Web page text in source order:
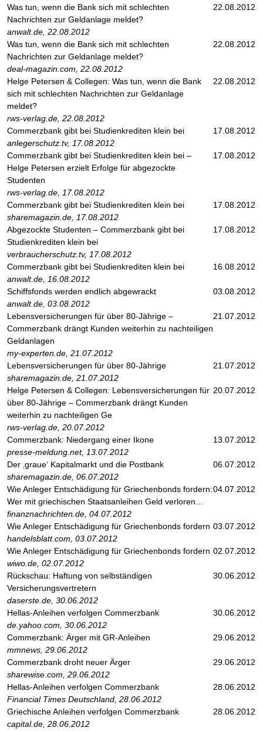
Was tun, wenn die Bank sich mit schlechten
Nachrichten zur Geldanlage meldet?
anwalt.de, 22.08.2012
22.08.2012
Was tun, wenn die Bank sich mit schlechten
Nachrichten zur Geldanlage meldet?
deal-magazin.com, 22.08.2012
22.08.2012
Helge Petersen & Collegen: Was tun, wenn die Bank
sich mit schlechten Nachrichten zur Geldanlage
meldet?
rws-verlag.de, 22.08.2012
22.08.2012
Commerzbank gibt bei Studienkrediten klein bei
anlegerschutz.tv, 17.08.2012
17.08.2012
Commerzbank gibt bei Studienkrediten klein bei –
Helge Petersen erzielt Erfolge für abgezockte
Studenten
rws-verlag.de, 17.08.2012
17.08.2012
Commerzbank gibt bei Studienkrediten klein bei
sharemagazin.de, 17.08.2012
17.08.2012
Abgezockte Studenten – Commerzbank gibt bei
Studienkrediten klein bei
verbraucherschutz.tv, 17.08.2012
17.08.2012
Commerzbank gibt bei Studienkrediten klein bei
anwalt.de, 16.08.2012
16.08.2012
Schiffsfonds werden endlich abgewrackt
anwalt.de, 03.08.2012
03.08.2012
Lebensversicherungen für über 80-Jährige –
Commerzbank drängt Kunden weiterhin zu nachteiligen
Geldanlagen
my-experten.de, 21.07.2012
21.07.2012
Lebensversicherungen für über 80-Jährige
sharemagazin.de, 21.07.2012
21.07.2012
Helge Petersen & Collegen: Lebensversicherungen für
über 80-Jährige – Commerzbank drängt Kunden
weiterhin zu nachteiligen Ge
rws-verlag.de, 20.07.2012
20.07.2012
Commerzbank: Niedergang einer Ikone
presse-meldung.net, 13.07.2012
13.07.2012
Der ‚graue‘ Kapitalmarkt und die Postbank
sharemagazin.de, 06.07.2012
06.07.2012
Wie Anleger Entschädigung für Griechenbonds fordern:
Wer mit griechischen Staatsanleihen Geld verloren…
finanznachrichten.de, 04.07.2012
04.07.2012
Wie Anleger Entschädigung für Griechenbonds fordern
handelsblatt.com, 03.07.2012
03.07.2012
Wie Anleger Entschädigung für Griechenbonds fordern
wiwo.de, 02.07.2012
02.07.2012
Rückschau: Haftung von selbständigen
Versicherungsvertretern
daserste.de, 30.06.2012
30.06.2012
Hellas-Anleihen verfolgen Commerzbank
de.yahoo.com, 30.06.2012
30.06.2012
Commerzbank: Ärger mit GR-Anleihen
mmnews, 29.06.2012
29.06.2012
Commerzbank droht neuer Ärger
sharewise.com, 29.06.2012
29.06.2012
Hellas-Anleihen verfolgen Commerzbank
Financial Times Deutschland, 28.06.2012
28.06.2012
Griechische Anleihen verfolgen Commerzbank
capital.de, 28.06.2012
28.06.2012